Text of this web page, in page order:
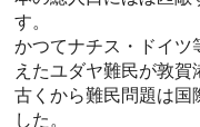
す。
かつてナチス・ドイツ
えたユダヤ難民が敦賀
古くから難民問題は国
した。